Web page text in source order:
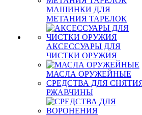
МАШИНКИ ДЛЯ
МЕТАНИЯ ТАРЕЛОК
АКСЕССУАРЫ ДЛЯ
ЧИСТКИ ОРУЖИЯ
МАСЛА ОРУЖЕЙНЫЕ
СРЕДСТВА ДЛЯ
РЖАВЧИНЫ